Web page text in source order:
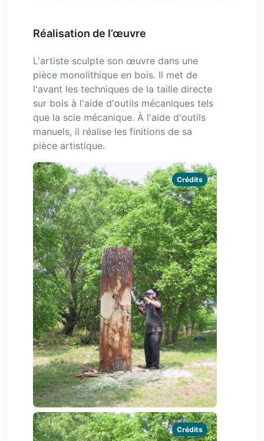
Réalisation de l’œuvre
L'artiste sculpte son œuvre dans une
pièce monolithique en bois. Il met de
l'avant les techniques de la taille directe
sur bois à l'aide d'outils mécaniques tels
que la scie mécanique. À l'aide d'outils
manuels, il réalise les finitions de sa
pièce artistique.
Crédits
Crédits